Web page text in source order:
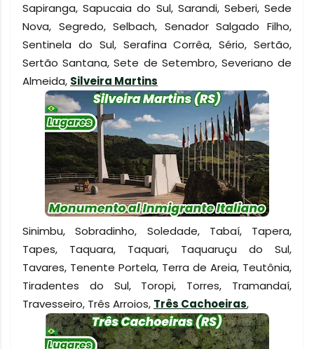
Sapiranga, Sapucaia do Sul, Sarandi, Seberi, Sede
Nova, Segredo, Selbach, Senador Salgado Filho,
Sentinela do Sul, Serafina Corrêa, Sério, Sertão,
Sertão Santana, Sete de Setembro, Severiano de
Almeida, Silveira Martins
Sinimbu, Sobradinho, Soledade, Tabaí, Tapera,
Tapes, Taquara, Taquari, Taquaruçu do Sul,
Tavares, Tenente Portela, Terra de Areia, Teutônia,
Tiradentes do Sul, Toropi, Torres, Tramandaí,
Travesseiro, Três Arroios, Três Cachoeiras,